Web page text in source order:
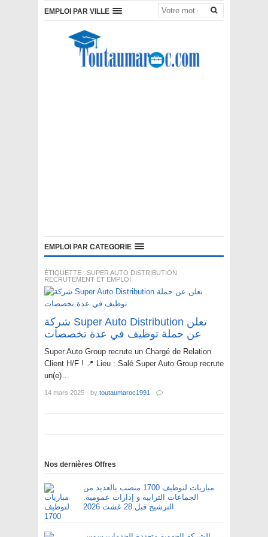
EMPLOI PAR VILLE
EMPLOI PAR CATEGORIE
ÉTIQUETTE : SUPER AUTO DISTRIBUTION
RECRUTEMENT ET EMPLOI
شركة Super Auto Distribution تعلن
عن حملة توظيف في عدة تخصصات
Super Auto Group recrute un Chargé de Relation
Client H/F ! 📍 Lieu : Salé Super Auto Group recrute
un(e)…
14 mars 2025 · by toutaumaroc1991 ·
Nos dernières Offres
مباريات لتوظيف 1700 منصب بالعديد من
الجماعات الترابية و إدارات عمومية.
الترشيح قبل 28 غشت 2026